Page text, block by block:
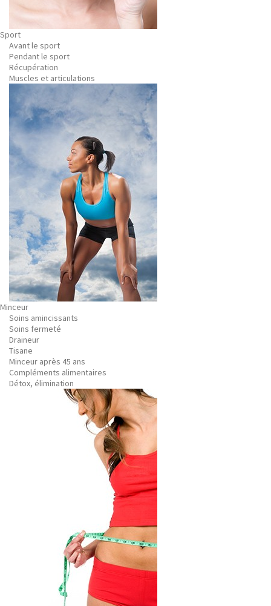
Sport
Avant le sport
Pendant le sport
Récupération
Muscles et articulations
Minceur
Soins amincissants
Soins fermeté
Draineur
Tisane
Minceur après 45 ans
Compléments alimentaires
Détox, élimination